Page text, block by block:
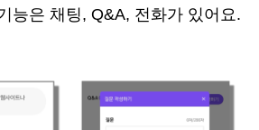
능은 채팅, Q&A, 전화가 있어요.